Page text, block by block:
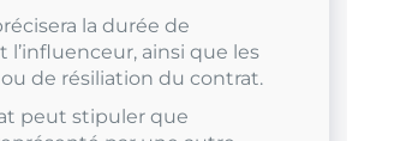
la durée de
l’influenceur, ainsi que les
de résiliation du contrat.
peut stipuler que